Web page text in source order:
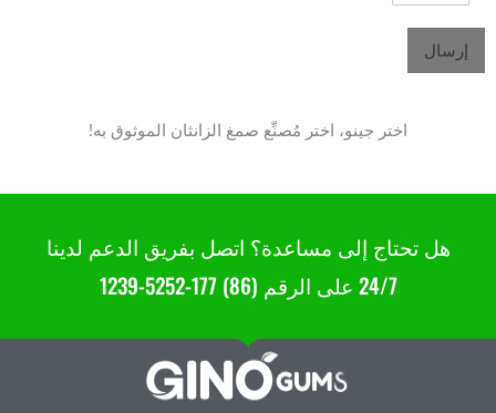
إرسال
اختر جينو، اختر مُصنِّع صمغ الزانثان الموثوق به!
هل تحتاج إلى مساعدة؟ اتصل بفريق الدعم لدينا
24/7 على الرقم (86) 177-5252-1239